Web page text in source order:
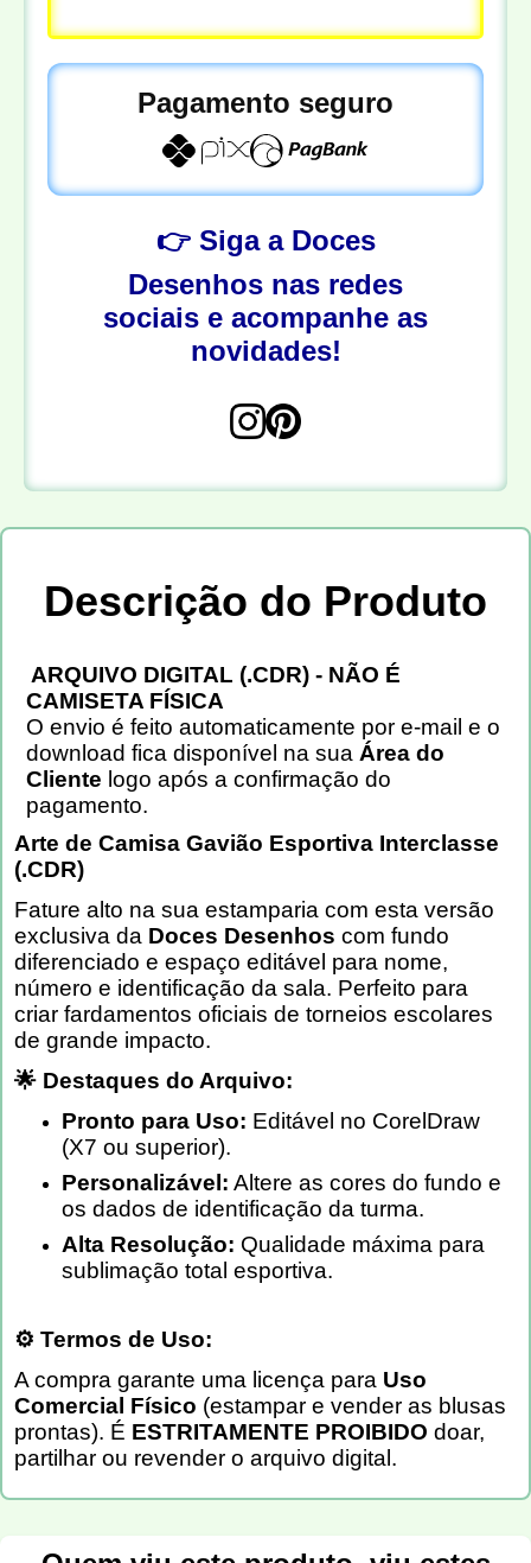
Pagamento seguro
👉 Siga a Doces
Desenhos nas redes
sociais e acompanhe as
novidades!
Descrição do Produto
ARQUIVO DIGITAL (.CDR) - NÃO É
CAMISETA FÍSICA
O envio é feito automaticamente por e-mail e o
download fica disponível na sua Área do
Cliente logo após a confirmação do
pagamento.
Arte de Camisa Gavião Esportiva Interclasse
(.CDR)
Fature alto na sua estamparia com esta versão
exclusiva da Doces Desenhos com fundo
diferenciado e espaço editável para nome,
número e identificação da sala. Perfeito para
criar fardamentos oficiais de torneios escolares
de grande impacto.
🌟 Destaques do Arquivo:
Pronto para Uso: Editável no CorelDraw
(X7 ou superior).
Personalizável: Altere as cores do fundo e
os dados de identificação da turma.
Alta Resolução: Qualidade máxima para
sublimação total esportiva.
⚙️ Termos de Uso:
A compra garante uma licença para Uso
Comercial Físico (estampar e vender as blusas
prontas). É ESTRITAMENTE PROIBIDO doar,
partilhar ou revender o arquivo digital.